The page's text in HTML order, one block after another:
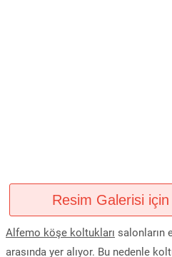
Resim Galerisi için
Alfemo köşe koltukları salonların
arasında yer alıyor. Bu nedenle